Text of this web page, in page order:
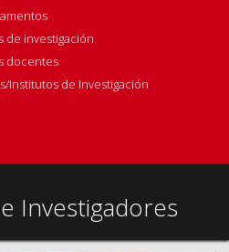
de investigación
docentes
Institutos de Investigación
Investigadores